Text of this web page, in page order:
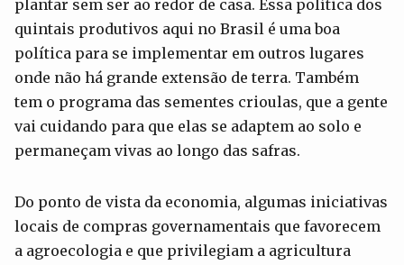
plantar sem ser ao redor de casa. Essa política dos
quintais produtivos aqui no Brasil é uma boa
política para se implementar em outros lugares
onde não há grande extensão de terra. Também
tem o programa das sementes crioulas, que a gente
vai cuidando para que elas se adaptem ao solo e
permaneçam vivas ao longo das safras.
Do ponto de vista da economia, algumas iniciativas
locais de compras governamentais que favorecem
a agroecologia e que privilegiam a agricultura